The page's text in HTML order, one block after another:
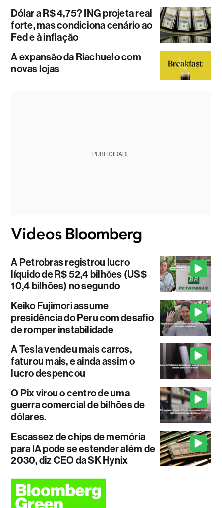
Dólar a R$ 4,75? ING projeta real
forte, mas condiciona cenário ao
Fed e à inflação
A expansão da Riachuelo com
novas lojas
PUBLICIDADE
A Petrobras registrou lucro
líquido de R$ 52,4 bilhões (US$
10,4 bilhões) no segundo
Keiko Fujimori assume
presidência do Peru com desafio
de romper instabilidade
A Tesla vendeu mais carros,
faturou mais, e ainda assim o
lucro despencou
O Pix virou o centro de uma
guerra comercial de bilhões de
dólares.
Escassez de chips de memória
para IA pode se estender além de
2030, diz CEO da SK Hynix